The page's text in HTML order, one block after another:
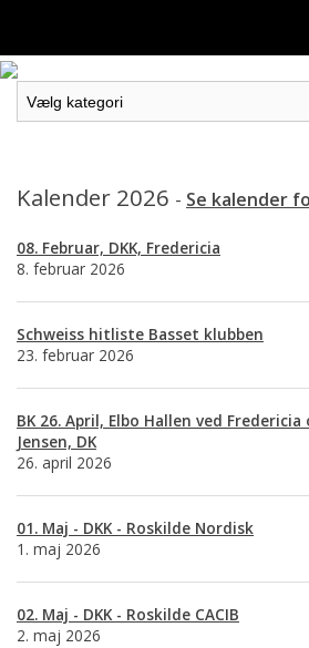
Kalender 2026 - Se kalender
08. Februar, DKK, Fredericia
8. februar 2026
Schweiss hitliste Basset klubben
23. februar 2026
BK 26. April, Elbo Hallen ved
Jensen, DK
26. april 2026
01. Maj - DKK - Roskilde Nordisk
1. maj 2026
02. Maj - DKK - Roskilde CACIB
2. maj 2026